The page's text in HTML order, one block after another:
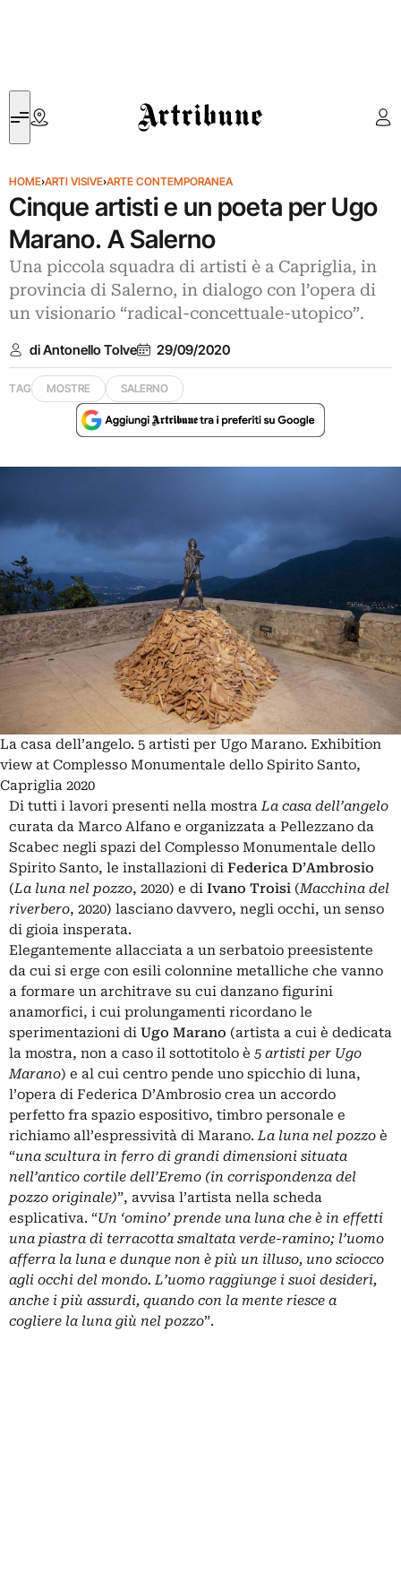
Artribune
HOME›ARTI VISIVE›ARTE CONTEMPORANEA
Cinque artisti e un poeta per Ugo
Marano. A Salerno
Una piccola squadra di artisti è a Capriglia, in
provincia di Salerno, in dialogo con l’opera di
un visionario “radical-concettuale-utopico”.
di Antonello Tolve 29/09/2020
TAG MOSTRE SALERNO
La casa dell’angelo. 5 artisti per Ugo Marano. Exhibition
view at Complesso Monumentale dello Spirito Santo,
Capriglia 2020
Di tutti i lavori presenti nella mostraLa casa dell’angelo
curata da Marco Alfano e organizzata a Pellezzano da
Scabec negli spazi del Complesso Monumentale dello
Spirito Santo, le installazioni di Federica D’Ambrosio
(La luna nel pozzo, 2020) e di Ivano Troisi (Macchina del
riverbero, 2020) lasciano davvero, negli occhi, un senso
di gioia insperata.
Elegantemente allacciata a un serbatoio preesistente
da cui si erge con esili colonnine metalliche che vanno
a formare un architrave su cui danzano figurini
anamorfici, i cui prolungamenti ricordano le
sperimentazioni di Ugo Marano (artista a cui è dedicata
la mostra, non a caso il sottotitolo è 5 artisti per Ugo
Marano) e al cui centro pende uno spicchio di luna,
l’opera di Federica D’Ambrosio crea un accordo
perfetto fra spazio espositivo, timbro personale e
richiamo all’espressività di Marano.La luna nel pozzo è
“una scultura in ferro di grandi dimensioni situata
nell’antico cortile dell’Eremo (in corrispondenza del
pozzo originale)”, avvisa l’artista nella scheda
esplicativa. “Un ‘omino’ prende una luna che è in effetti
una piastra di terracotta smaltata verde-ramino; l’uomo
afferra la luna e dunque non è più un illuso, uno sciocco
agli occhi del mondo. L’uomo raggiunge i suoi desideri,
anche i più assurdi, quando con la mente riesce a
cogliere la luna giù nel pozzo”.